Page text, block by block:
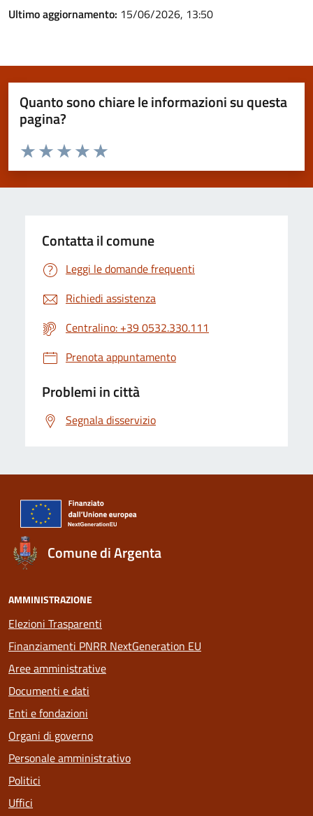
Ultimo aggiornamento: 15/06/2026, 13:50
Quanto sono chiare le informazioni su questa
pagina?
Valuta da 1 a 5 stelle la pagina
Valuta 5 stelle su 5
Valuta 4 stelle su 5
Valuta 3 stelle su 5
Valuta 2 stelle su 5
Valuta 1 stelle su 5
Contatta il comune
Leggi le domande frequenti
Richiedi assistenza
Centralino: +39 0532.330.111
Prenota appuntamento
Problemi in città
Segnala disservizio
Comune di Argenta
AMMINISTRAZIONE
Elezioni Trasparenti
Finanziamenti PNRR NextGeneration EU
Aree amministrative
Documenti e dati
Enti e fondazioni
Organi di governo
Personale amministrativo
Politici
Uffici